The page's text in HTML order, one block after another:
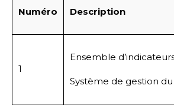
Numéro Description
1
Ensemble
Système de gestion